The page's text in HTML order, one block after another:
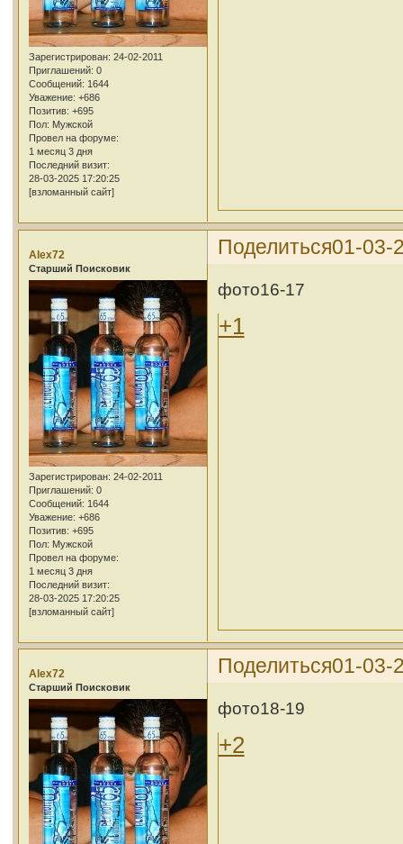
Зарегистрирован: 24-02-2011
Приглашений: 0
Сообщений: 1644
Уважение: +686
Позитив: +695
Пол: Мужской
Провел на форуме:
1 месяц 3 дня
Последний визит:
28-03-2025 17:20:25
[взломанный сайт]
Поделиться01-03-
Alex72
Cтарший Поисковик
Зарегистрирован: 24-02-2011
Приглашений: 0
Сообщений: 1644
Уважение: +686
Позитив: +695
Пол: Мужской
Провел на форуме:
1 месяц 3 дня
Последний визит:
28-03-2025 17:20:25
[взломанный сайт]
фото16-17
+1
Поделиться01-03-
Alex72
Cтарший Поисковик
фото18-19
+2